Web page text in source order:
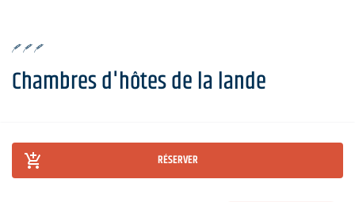
Chambres d'hôtes de la lande
RÉSERVER